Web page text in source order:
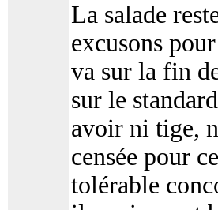
La salade
excusons
va sur la fin
sur le
avoir ni tige,
censée pour
tolérable